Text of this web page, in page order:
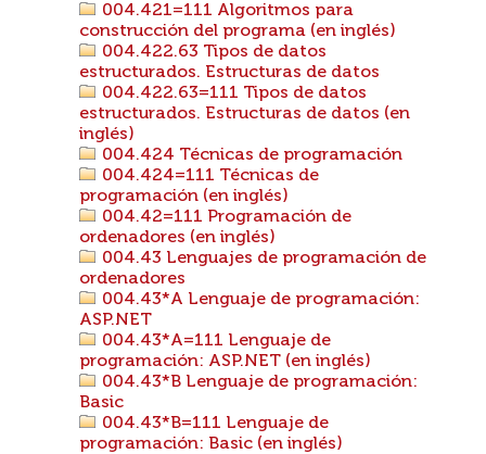
004.421=111 Algoritmos para
construcción del programa (en inglés)
004.422.63 Tipos de datos
estructurados. Estructuras de datos
004.422.63=111 Tipos de datos
estructurados. Estructuras de datos (en
inglés)
004.424 Técnicas de programación
004.424=111 Técnicas de
programación (en inglés)
004.42=111 Programación de
ordenadores (en inglés)
004.43 Lenguajes de programación de
ordenadores
004.43*A Lenguaje de programación:
ASP.NET
004.43*A=111 Lenguaje de
programación: ASP.NET (en inglés)
004.43*B Lenguaje de programación:
Basic
004.43*B=111 Lenguaje de
programación: Basic (en inglés)